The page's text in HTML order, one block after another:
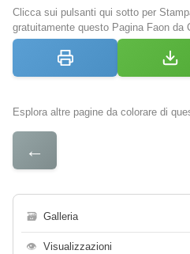
Clicca sui pulsanti qui sotto per
gratuitamente questo Pagina Faon da
Esplora altre pagine da colorare di
←
🗃 Galleria
👁 Visualizzazioni